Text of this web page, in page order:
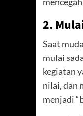
2.
Saat
mulai
kegiatan
nilai, dan
menjadi